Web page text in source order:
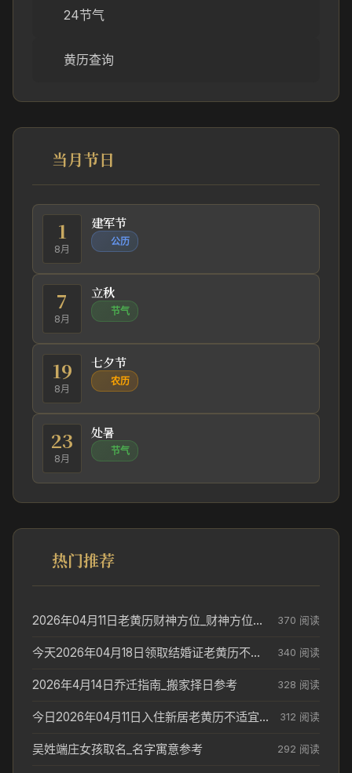
24节气
黄历查询
当月节日
1
8月
建军节
公历
7
8月
立秋
节气
19
8月
七夕节
农历
23
8月
处暑
节气
热门推荐
2026年04月11日老黄历财神方位_财神方位与供奉讲究 370 阅读
今天2026年04月18日领取结婚证老黄历不适合吗_领证日期参考 340 阅读
2026年4月14日乔迁指南_搬家择日参考 328 阅读
今日2026年04月11日入住新居老黄历不适宜吗_搬家择日参考 312 阅读
吴姓端庄女孩取名_名字寓意参考 292 阅读